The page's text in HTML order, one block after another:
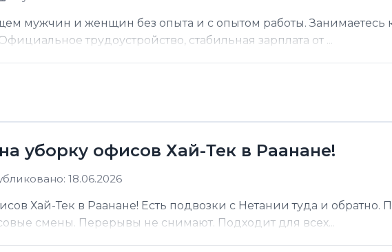
мужчин и женщин без опыта и с опытом работы. Занимаетесь
трудоустройство, стабильная зарплата от ...
уборку офисов Хай-Тек в Раанане!
18.06.2026
Хай-Тек в Раанане! Есть подвозки с Нетании туда и обратно.
смены. Перерывы не снимают. Подходит для всех...